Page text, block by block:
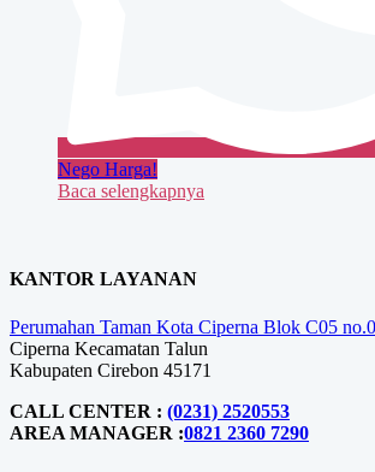
Nego Harga!
Baca selengkapnya
KANTOR LAYANAN
Perumahan Taman Kota Ciperna Blok C05
Ciperna Kecamatan Talun
Kabupaten Cirebon 45171
CALL CENTER : (0231) 2520553
AREA MANAGER :0821 2360 7290